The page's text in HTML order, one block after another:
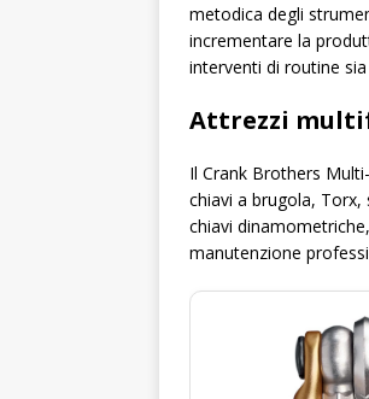
metodica degli
incrementare la
interventi di routine
Attrezzi
Il Crank Brothers
chiavi a brugola,
chiavi
manutenzione